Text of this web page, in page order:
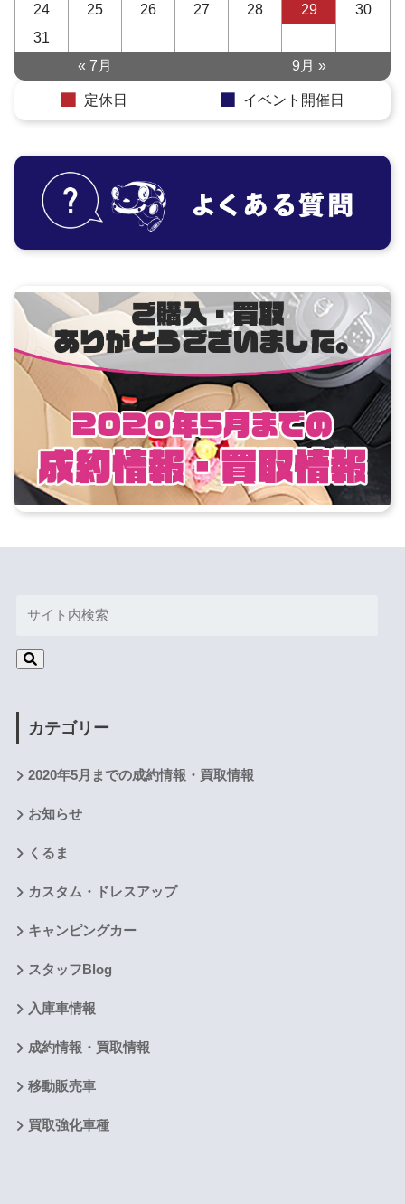
24
25 26 27 28 29
30
31
« 7月
9月 »
定休日 イベント開催日
カテゴリー
2020年5月までの成約情報・買取情報
お知らせ
くるま
カスタム・ドレスアップ
キャンピングカー
スタッフBlog
入庫車情報
成約情報・買取情報
移動販売車
買取強化車種